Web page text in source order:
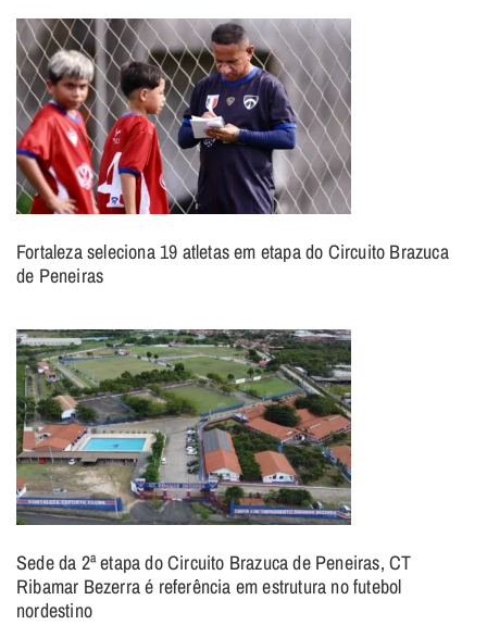
Fortaleza seleciona 19 atletas em etapa do Circuito Brazuca
de Peneiras
Sede da 2ª etapa do Circuito Brazuca de Peneiras, CT
Ribamar Bezerra é referência em estrutura no futebol
nordestino